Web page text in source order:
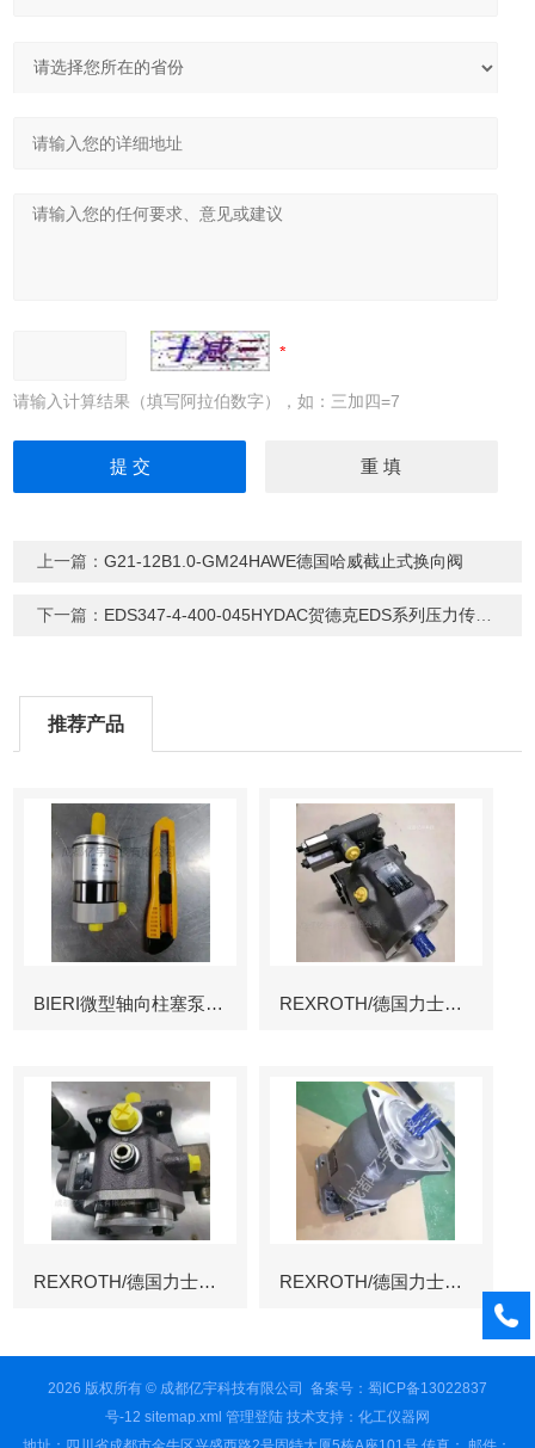
请输入计算结果（填写阿拉伯数字），如：三加四=7
上一篇：G21-12B1.0-GM24HAWE德国哈威截止式换向阀
下一篇： EDS347-4-400-045HYDAC贺德克EDS系列压力传感器
推荐产品
BIERI微型轴向柱塞泵AKP REXROTH/德国力士乐叶片泵
REXROTH/德国力士乐叶片泵 REXROTH/德国力士乐变量柱塞泵冶金
2026 版权所有 © 成都亿宇科技有限公司 备案号：蜀ICP备13022837
号-12 sitemap.xml 管理登陆技术支持： 化工仪器网